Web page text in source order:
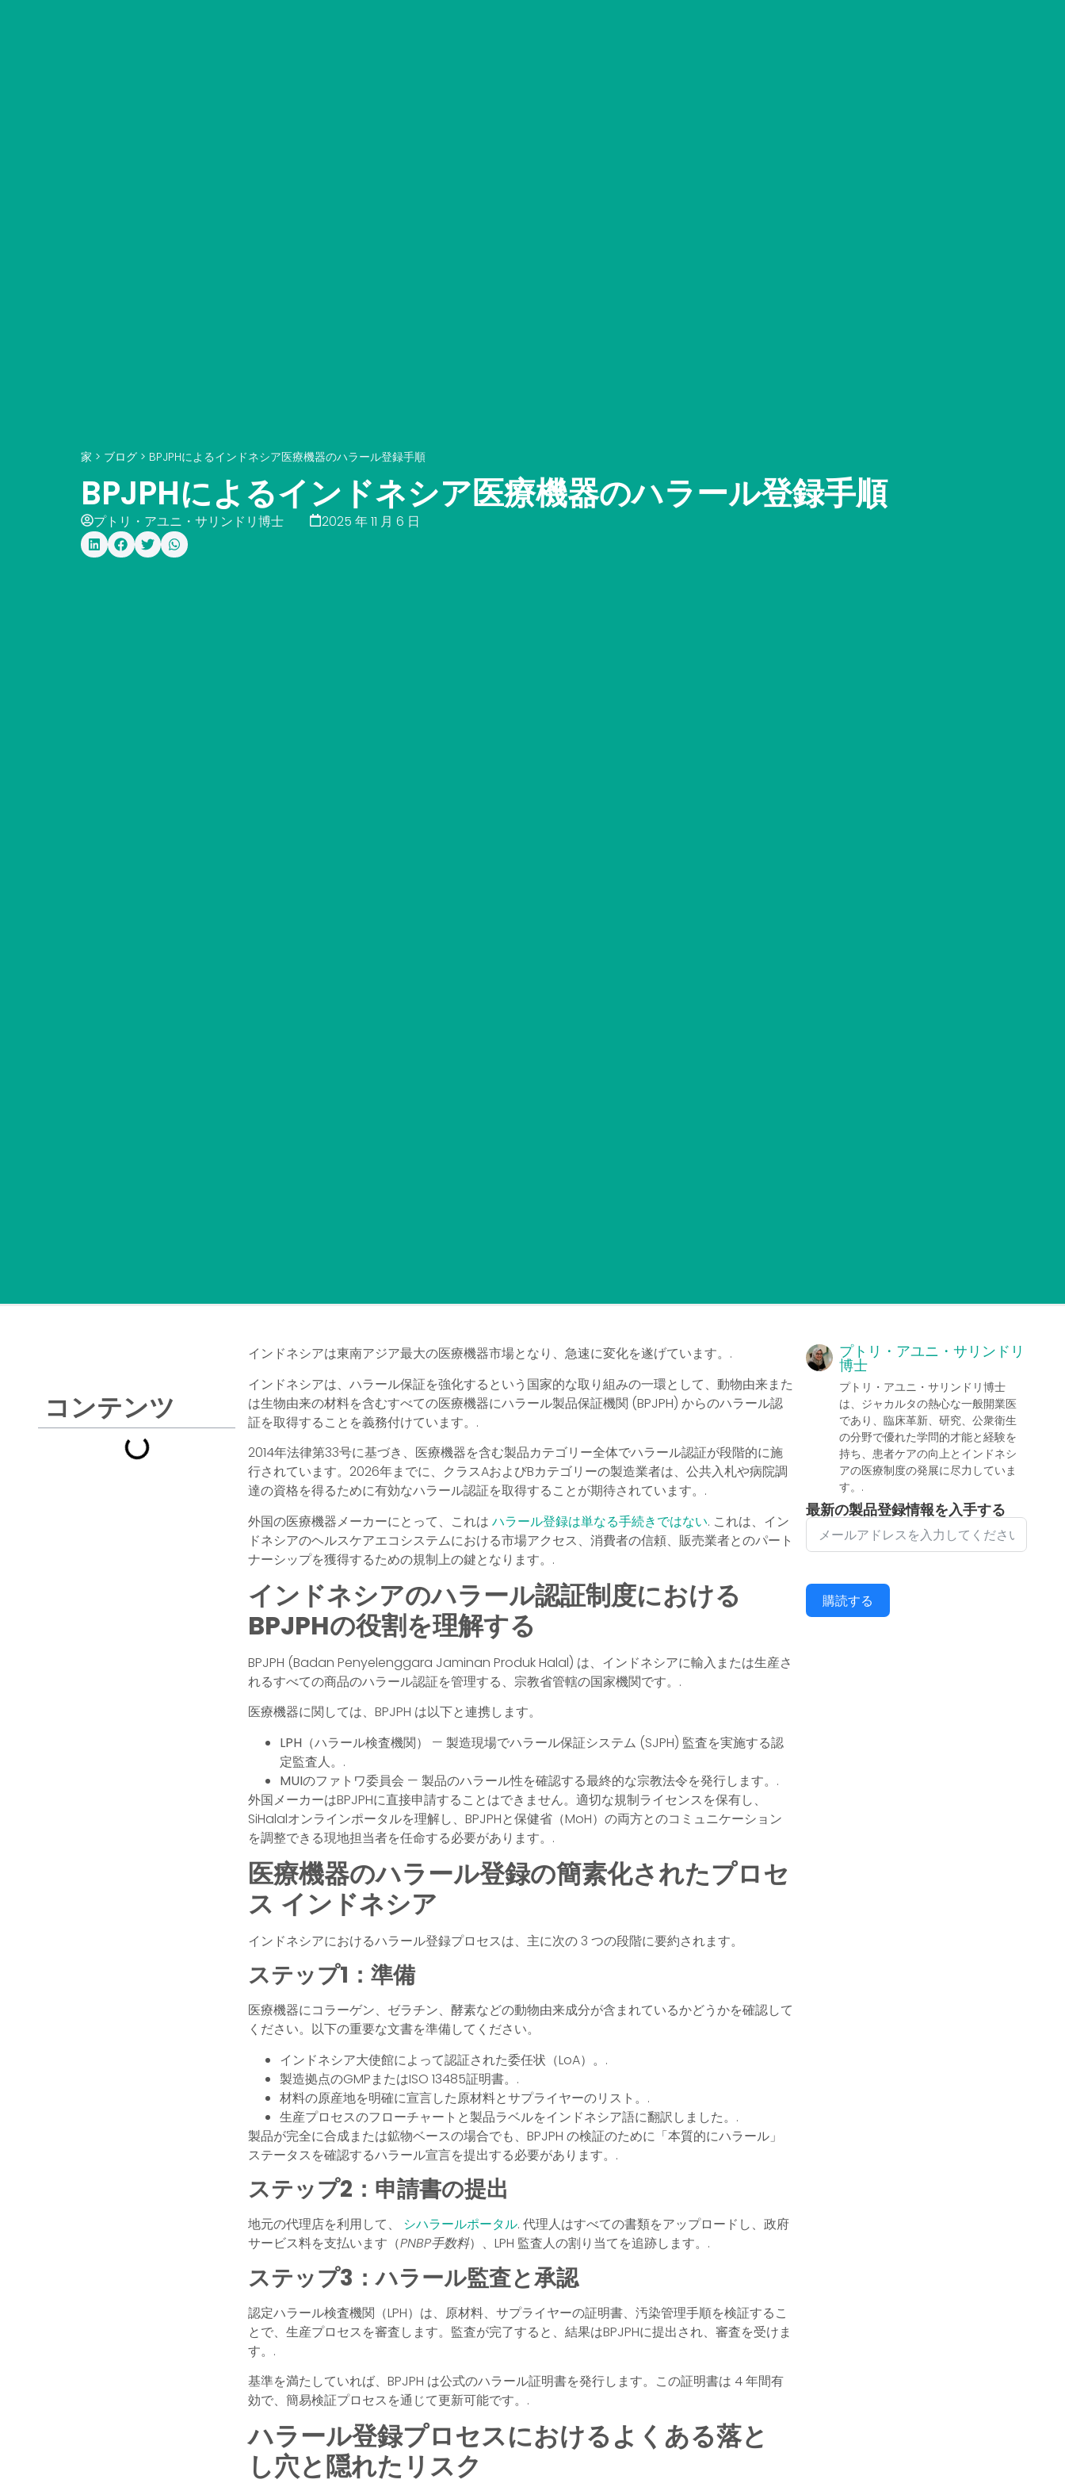
家 > ブログ > BPJPHによるインドネシア医療機器のハラール登録手順
BPJPHによるインドネシア医療機器のハラール登録手順
プトリ・アユニ・サリンドリ博士 2025 年 11 月 6 日
コンテンツ
インドネシアは東南アジア最大の医療機器市場となり、急速に変化を遂げています。.
インドネシアは、ハラール保証を強化するという国家的な取り組みの一環として、動物由来また
は生物由来の材料を含むすべての医療機器にハラール製品保証機関 (BPJPH) からのハラール認
証を取得することを義務付けています。.
2014年法律第33号に基づき、医療機器を含む製品カテゴリー全体でハラール認証が段階的に施
行されています。2026年までに、クラスAおよびBカテゴリーの製造業者は、公共入札や病院調
達の資格を得るために有効なハラール認証を取得することが期待されています。.
外国の医療機器メーカーにとって、これはハラール登録は単なる手続きではない. これは、イン
ドネシアのヘルスケアエコシステムにおける市場アクセス、消費者の信頼、販売業者とのパート
ナーシップを獲得するための規制上の鍵となります。.
インドネシアのハラール認証制度における
BPJPHの役割を理解する
BPJPH (Badan Penyelenggara Jaminan Produk Halal) は、インドネシアに輸入または生産さ
れるすべての商品のハラール認証を管理する、宗教省管轄の国家機関です。.
医療機器に関しては、BPJPH は以下と連携します。
LPH（ハラール検査機関）
— 製造現場でハラール保証システム (SJPH) 監査を実施する認
定監査人。.
MUIのファトワ委員会 — 製品のハラール性を確認する最終的な宗教法令を発行します。.
外国メーカーはBPJPHに直接申請することはできません。適切な規制ライセンスを保有し、
SiHalalオンラインポータルを理解し、BPJPHと保健省（MoH）の両方とのコミュニケーション
を調整できる現地担当者を任命する必要があります。.
医療機器のハラール登録の簡素化されたプロセ
ス インドネシア
インドネシアにおけるハラール登録プロセスは、主に次の 3 つの段階に要約されます。
ステップ1：準備
医療機器にコラーゲン、ゼラチン、酵素などの動物由来成分が含まれているかどうかを確認して
ください。以下の重要な文書を準備してください。
インドネシア大使館によって認証された委任状（LoA）。.
製造拠点のGMPまたはISO 13485証明書。.
材料の原産地を明確に宣言した原材料とサプライヤーのリスト。.
生産プロセスのフローチャートと製品ラベルをインドネシア語に翻訳しました。.
製品が完全に合成または鉱物ベースの場合でも、BPJPH の検証のために「本質的にハラール」
ステータスを確認するハラール宣言を提出する必要があります。.
ステップ2：申請書の提出
地元の代理店を利用して、 シハラールポータル. 代理人はすべての書類をアップロードし、政府
サービス料を支払います（PNBP手数料）、LPH 監査人の割り当てを追跡します。.
ステップ3：ハラール監査と承認
認定ハラール検査機関（LPH）は、原材料、サプライヤーの証明書、汚染管理手順を検証するこ
とで、生産プロセスを審査します。監査が完了すると、結果はBPJPHに提出され、審査を受けま
す。.
基準を満たしていれば、BPJPH は公式のハラール証明書を発行します。この証明書は 4 年間有
効で、簡易検証プロセスを通じて更新可能です。.
ハラール登録プロセスにおけるよくある落と
し穴と隠れたリスク
プトリ・アユニ・サリンドリ
博士
プトリ・アユニ・サリンドリ博士
は、ジャカルタの熱心な一般開業医
であり、臨床革新、研究、公衆衛生
の分野で優れた学問的才能と経験を
持ち、患者ケアの向上とインドネシ
アの医療制度の発展に尽力していま
す。.
最新の製品登録情報を入手する
購読する